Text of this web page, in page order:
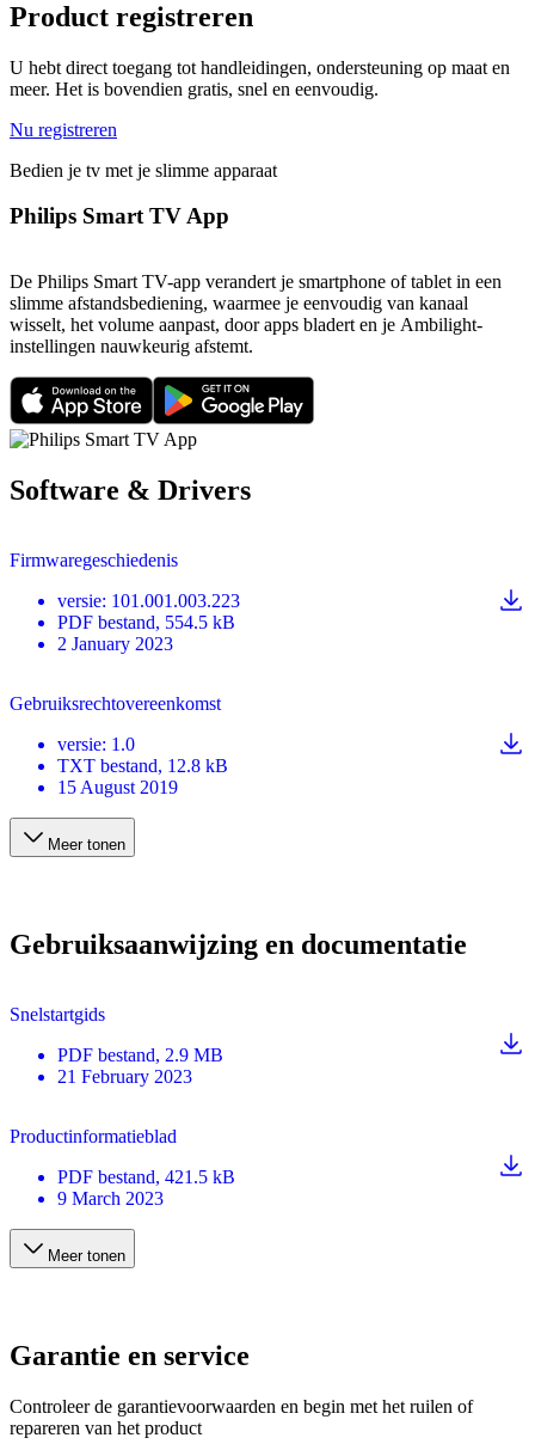
Product registreren
U hebt direct toegang tot handleidingen, ondersteuning op maat en
meer. Het is bovendien gratis, snel en eenvoudig.
Nu registreren
Bedien je tv met je slimme apparaat
Philips Smart TV App
De Philips Smart TV-app verandert je smartphone of tablet in een
slimme afstandsbediening, waarmee je eenvoudig van kanaal
wisselt, het volume aanpast, door apps bladert en je Ambilight-
instellingen nauwkeurig afstemt.
Software & Drivers
Firmwaregeschiedenis
versie: 101.001.003.223
PDF bestand, 554.5 kB
2 January 2023
Gebruiksrechtovereenkomst
versie: 1.0
TXT bestand, 12.8 kB
15 August 2019
Meer tonen
Gebruiksaanwijzing en documentatie
Snelstartgids
PDF bestand, 2.9 MB
21 February 2023
Productinformatieblad
PDF bestand, 421.5 kB
9 March 2023
Meer tonen
Garantie en service
Controleer de garantievoorwaarden en begin met het ruilen of
repareren van het product